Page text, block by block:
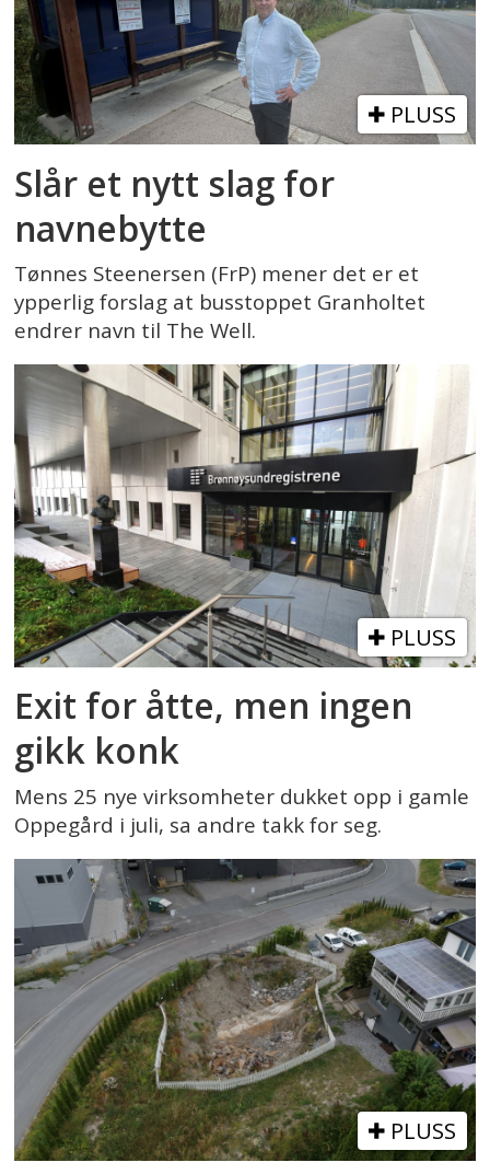
PLUSS
Slår et nytt slag for
navnebytte
Tønnes Steenersen (FrP) mener det er et
ypperlig forslag at busstoppet Granholtet
endrer navn til The Well.
PLUSS
Exit for åtte, men ingen
gikk konk
Mens 25 nye virksomheter dukket opp i gamle
Oppegård i juli, sa andre takk for seg.
PLUSS